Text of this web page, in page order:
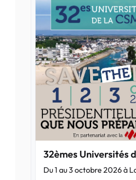
32èmes Universités
Du 1 au 3 octobre 2026 à